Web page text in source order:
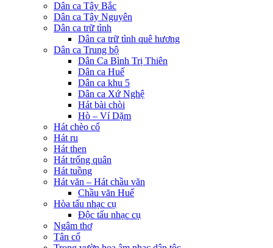
Dân ca Tây Bắc
Dân ca Tây Nguyên
Dân ca trữ tình
Dân ca trữ tình quê hương
Dân ca Trung bộ
Dân Ca Bình Trị Thiên
Dân ca Huế
Dân ca khu 5
Dân ca Xứ Nghệ
Hát bài chòi
Hò – Ví Dặm
Hát chèo cổ
Hát ru
Hát then
Hát trống quân
Hát tuồng
Hát văn – Hát chầu văn
Chầu văn Huế
Hòa tấu nhạc cụ
Độc tấu nhạc cụ
Ngâm thơ
Tân cổ